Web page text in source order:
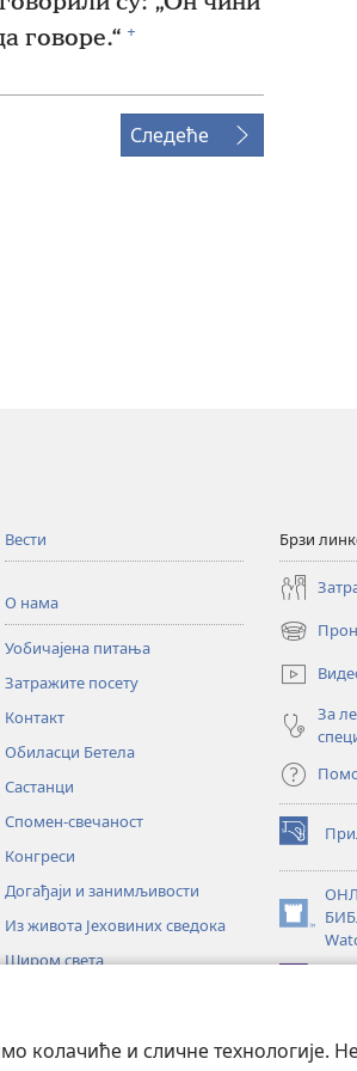
колачиће и сличне технологије.
говоре.“ +
Следеће
Вести
О нама
Уобичајена питања
Затражите посету
Контакт
Обиласци Бетела
Састанци
Спомен-свечаност
Конгреси
Догађаји и занимљивости
Из живота Јеховиних сведока
Широм света
Брзи
(отвара
нови
прозор)
За
(отвара
нови
прозор)
(отвара